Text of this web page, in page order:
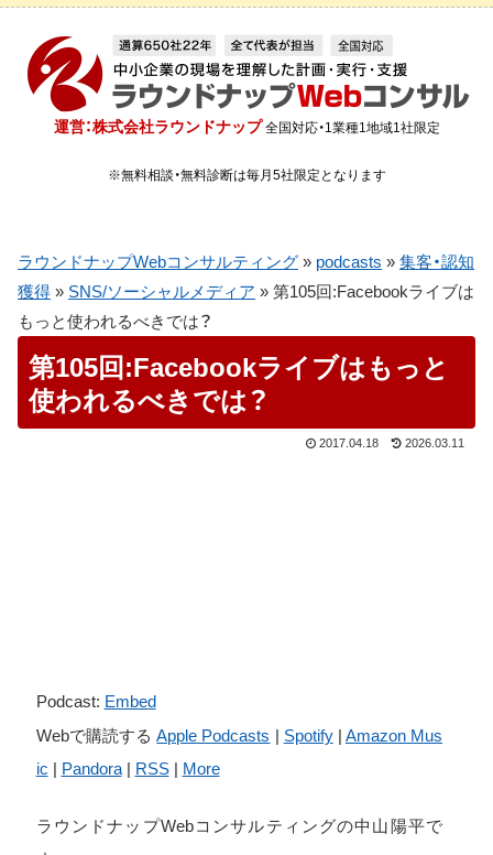
運営：株式会社ラウンドナップ 全国対応・1業種1地域1社限定
※無料相談・無料診断は毎月5社限定となります
ラウンドナップWebコンサルティング » podcasts » 集客・認知
獲得 » SNS/ソーシャルメディア » 第105回:Facebookライブは
もっと使われるべきでは？
第105回:Facebookライブはもっと
使われるべきでは？
2017.04.18 2026.03.11
Podcast: Embed
Webで購読するApple Podcasts | Spotify| Amazon Mus
ic | Pandora| RSS| More
ラウンドナップWebコンサルティングの中山陽平で